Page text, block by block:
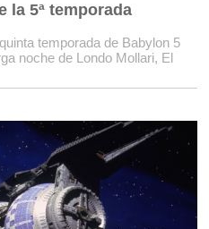
la 5ª temporada
temporada de Babylon 5
noche de Londo Mollari, El